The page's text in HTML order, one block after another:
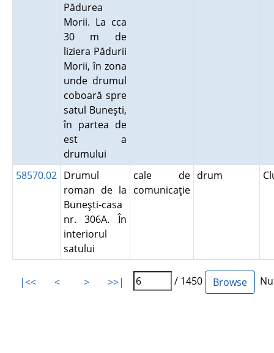
Pădurea
Morii. La cca
30 m de
liziera Pădurii
Morii, în zona
unde drumul
coboară spre
satul Buneşti,
în partea de
est a
drumului
58570.02 Drumul
roman de la
Buneşti-casa
nr. 306A. În
interiorul
satului
cale de
comunicaţie
drum
|<< < > >>| / 1450